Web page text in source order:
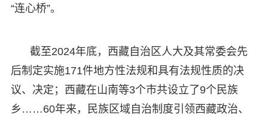
“连心桥”。
截至2024年底，西藏自治区人大及其常委会先
后制定实施171件地方性法规和具有法规性质的决
议、决定；西藏在山南等3个市共设立了9个民族
乡……60年来，民族区域自治制度引领西藏政治、